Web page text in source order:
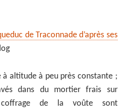
de Traconnade d’après ses
à altitude à peu près constante ;
dans du mortier frais sur
coffrage de la voûte sont